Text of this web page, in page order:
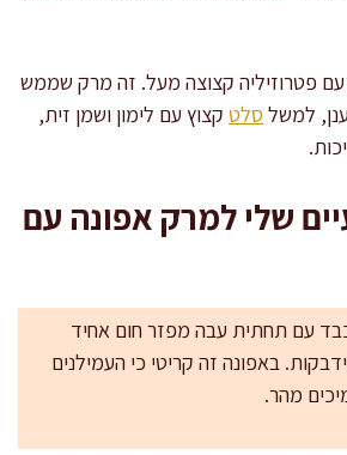
פטרוזיליה קצוצה מעל. זה מרק שממש
למשל סלט קצוץ עם לימון ושמן זית,
שלי למרק אפונה עם
עם תחתית עבה מפזר חום אחיד
באפונה זה קריטי כי העמילנים
מהר.